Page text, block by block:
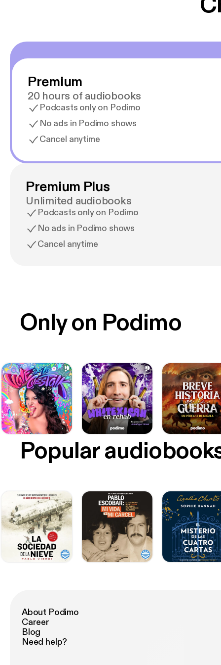
Premium
20 hours of audiobooks
Podcasts only on Podimo
No ads in Podimo shows
Cancel anytime
Premium Plus
Unlimited audiobooks
Podcasts only on Podimo
No ads in Podimo shows
Cancel anytime
Only on Podimo
Popular
About Podimo
Career
Blog
Need help?